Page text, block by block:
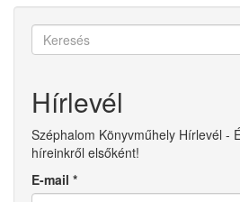
Keresés
Hírlevél
Széphalom Könyvműhely Hírlevél -
híreinkről elsőként!
E-mail *